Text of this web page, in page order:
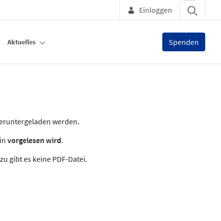
Einloggen
Aktuelles Spenden
werden.
vorgelesen wird.
gibt es keine PDF-Datei.